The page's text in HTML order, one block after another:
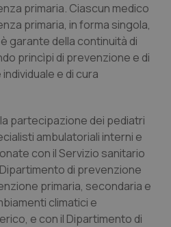
primaria. Ciascun medico
primaria, in forma singola,
garante della continuità di
princìpi di prevenzione e di
e di cura
partecipazione dei pediatri
ambulatoriali interni e
con il Servizio sanitario
di prevenzione
primaria, secondaria e
climatici e
e con il Dipartimento di